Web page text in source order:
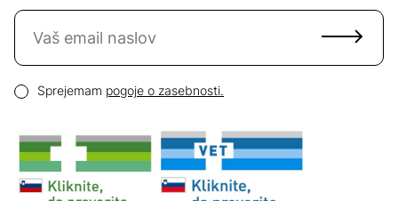
Naročite se na novice
Pogoji zasebnosti
Sprejemam pogoje o zasebnosti.